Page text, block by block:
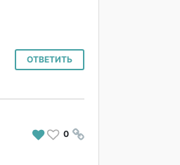
ОТВЕТИТЬ
# 0